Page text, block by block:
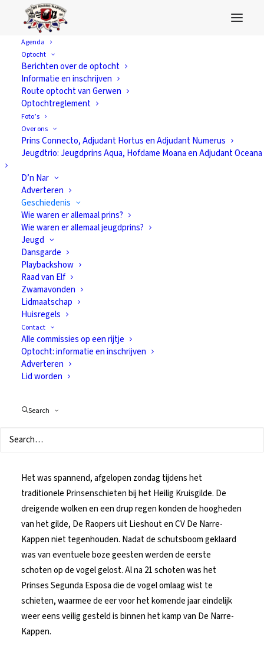
Agenda
Optocht
Berichten over de optocht
Informatie en inschrijven
Route optocht van Gerwen
Optochtreglement
Foto’s
Over ons
Prins Connecto, Adjudant Hortus en Adjudant Numerus
Jeugdtrio: Jeugdprins Aqua, Hofdame Moana en Adjudant Oceana
D’n Nar
Adverteren
Geschiedenis
Wie waren er allemaal prins?
Wie waren er allemaal jeugdprins?
Jeugd
Dansgarde
Playbackshow
Raad van Elf
Zwamavonden
Lidmaatschap
Huisregels
Contact
Alle commissies op een rijtje
Optocht: informatie en inschrijven
Adverteren
Lid worden
Search
Prinses Segunda
Esposa schiet
Gerwense eer
binnen
Het was spannend, afgelopen zondag tijdens het
traditionele Prinsenschietenbij het Heilig Kruisgilde. De
dreigende wolken en een drup regen konden de hoogheden
van het gilde, De Raopers uit Lieshout en CV De Narre-
Kappen niet tegenhouden. Nadat de schutsboom geklaard
was van eventuele boze geesten werden de eerste
schoten op de vogel gelost. Al na 21 schoten was het
Prinses Segunda Esposa die de vogel omlaag wist te
schieten, waarmee de eer voor het komende jaar eindelijk
weer eens veilig gesteld is binnen het kamp van De Narre-
Kappen.